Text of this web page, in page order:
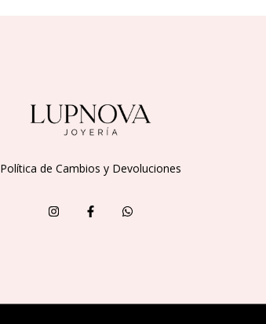
Política de Cambios y Devoluciones